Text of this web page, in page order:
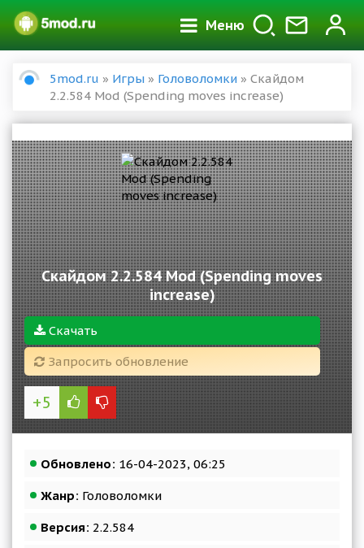
Меню
5mod.ru » Игры » Головоломки » Скайдом
2.2.584 Mod (Spending moves increase)
Скайдом 2.2.584 Mod (Spending moves
increase)
Скачать
Запросить обновление
+5
Обновлено: 16-04-2023, 06:25
Жанр: Головоломки
Версия: 2.2.584